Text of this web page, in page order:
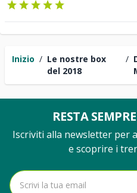
Inizio / Le nostre box
del 2018
/
RESTA
Iscriviti alla newsletter per
e scoprire i